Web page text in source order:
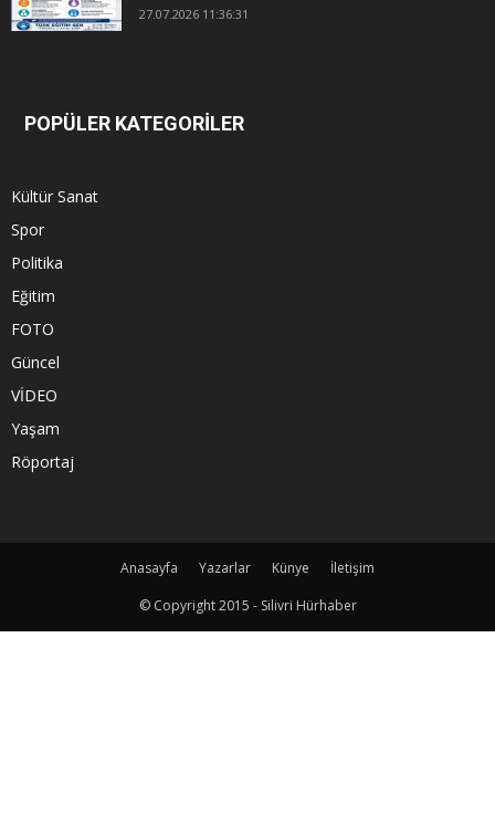
27.07.2026 11:36:31
POPÜLER KATEGORİLER
Kültür Sanat
Spor
Politika
Eğitim
FOTO
Güncel
VİDEO
Yaşam
Röportaj
Anasayfa Yazarlar Künye
İletişim
© Copyright 2015 - Silivri Hürhaber